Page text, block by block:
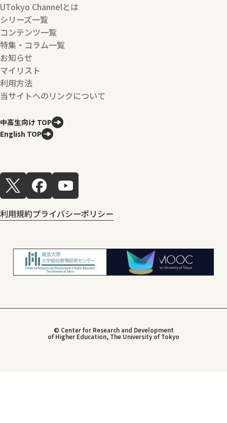
UTokyo Channelとは
シリーズ一覧
コンテンツ一覧
特集・コラム一覧
お知らせ
マイリスト
利用方法
当サイトへのリンクについて
中高生向け TOP
English TOP
利用規約プライバシーポリシー
© Center for Research and Development
of Higher Education, The University of Tokyo